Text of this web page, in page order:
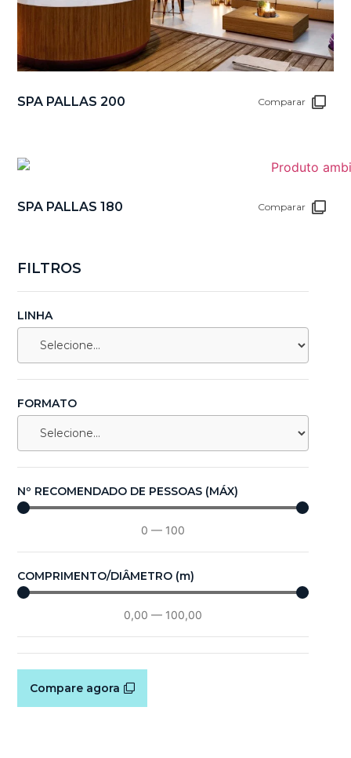
FILTROS
LINHA
FORMATO
Nº RECOMENDADO DE PESSOAS (MÁX)
0 — 100
COMPRIMENTO/DIÂMETRO (m)
0,00 — 100,00
Compare agora
SPA PALLAS 200 Comparar
SPA PALLAS 180 Comparar